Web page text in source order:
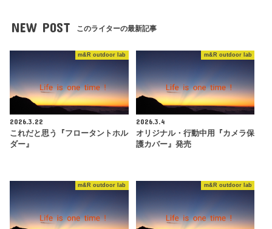
NEW POST このライターの最新記事
m&R outdoor lab
2026.3.22
これだと思う『フロータントホル
ダー』
m&R outdoor lab
2026.3.4
オリジナル・行動中用『カメラ保
護カバー』発売
m&R outdoor lab m&R outdoor lab